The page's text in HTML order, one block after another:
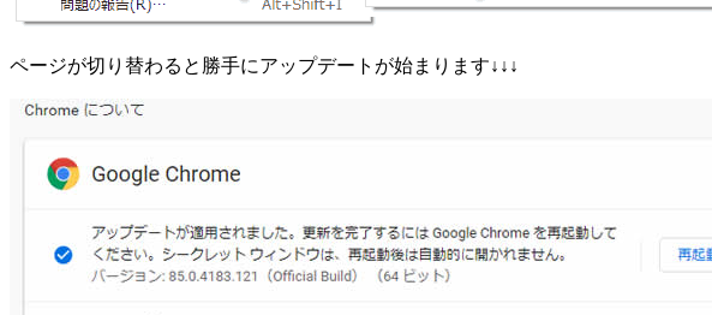
ページが切り替わると勝手にアップデートが始まります↓↓↓